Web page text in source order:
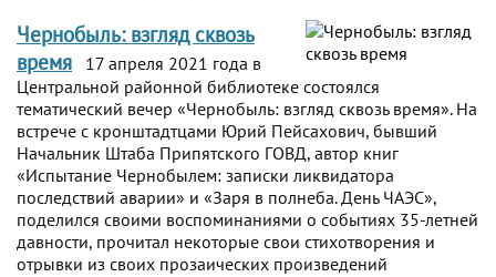
Чернобыль: взгляд сквозь
время
17 апреля 2021 года в
Центральной районной библиотеке состоялся
тематический вечер «Чернобыль: взгляд сквозь время». На
встрече с кронштадтцами Юрий Пейсахович, бывший
Начальник Штаба Припятского ГОВД, автор книг
«Испытание Чернобылем: записки ликвидатора
последствий аварии» и «Заря в полнеба. День ЧАЭС»,
поделился своими воспоминаниями о событиях 35-летней
давности, прочитал некоторые свои стихотворения и
отрывки из своих прозаических произведений